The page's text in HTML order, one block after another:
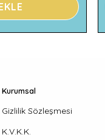
Kurumsal
Gizlilik Sözleşmesi
K.V.K.K.